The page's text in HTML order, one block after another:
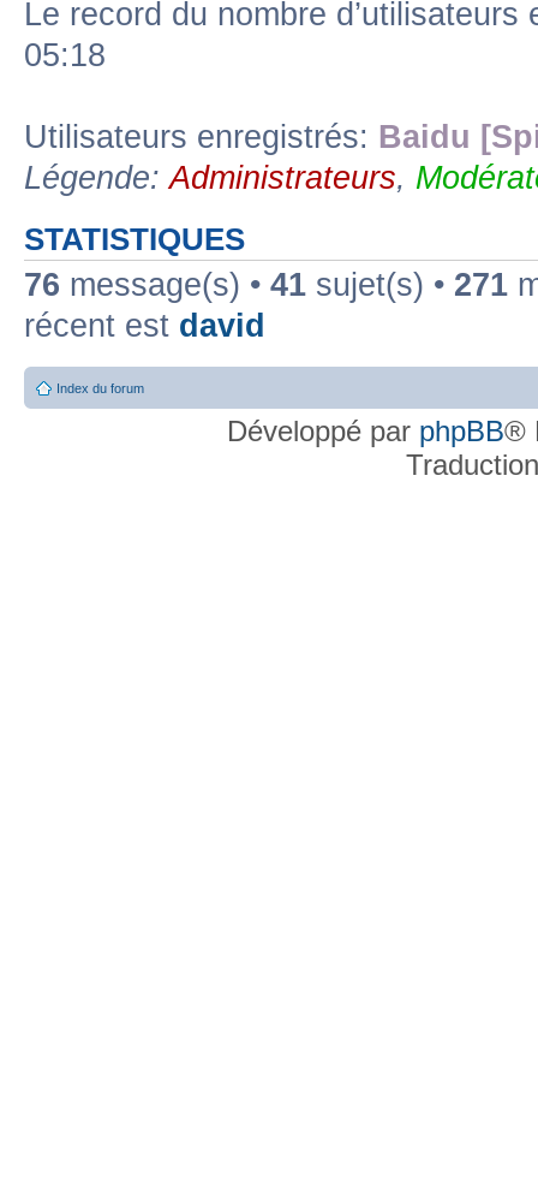
Le record du nombre
05:18
Utilisateurs enregistrés: Baidu
Légende:Administrateurs,
STATISTIQUES
76 message(s) • 41 sujet(s) • 271
récent est david
Index du forum
Développé par phpBB®